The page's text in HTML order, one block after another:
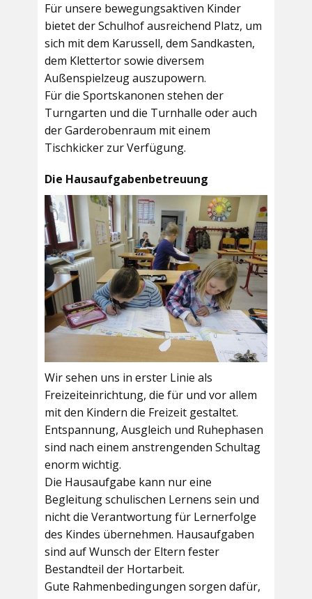
Für unsere bewegungsaktiven Kinder
bietet derSchulhofausreichend Platz, um
sich mit dem Karussell, dem Sandkasten,
dem Klettertor sowie diversem
Außenspielzeug auszupowern.
Für die Sportskanonen stehen der
Turngarten und die Turnhalle oder auch
derGarderobenraum mit einem
Tischkicker zur Verfügung.
Die Hausaufgabenbetreuung
Wir sehen uns in erster Linie als
Freizeiteinrichtung, die für und vor allem
mit den Kindern die Freizeit gestaltet.
Entspannung, Ausgleich und Ruhephasen
sind nach einem anstrengenden Schultag
enorm wichtig.
Die Hausaufgabe kann nur eine
Begleitung schulischen Lernens sein und
nicht die Verantwortung für Lernerfolge
des Kindes übernehmen. Hausaufgaben
sind auf Wunsch der Eltern fester
Bestandteil der Hortarbeit.
Gute Rahmenbedingungen sorgen dafür,